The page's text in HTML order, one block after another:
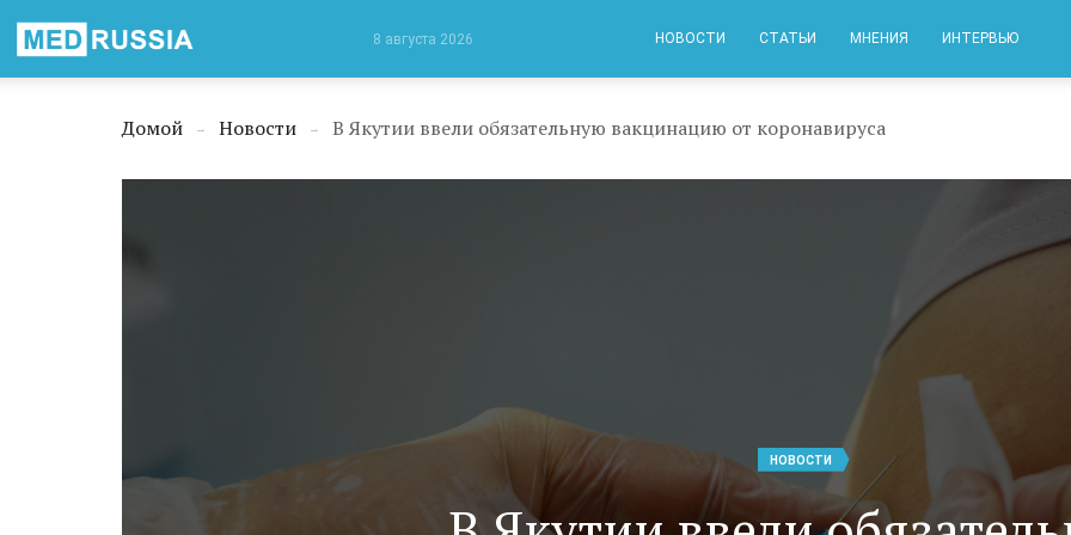
8 августа 2026 НОВОСТИ СТАТЬИ МНЕНИЯ ИНТЕРВЬЮ
Домой → Новости → В Якутии ввели обязательную вакцинацию от коронавируса
НОВОСТИ